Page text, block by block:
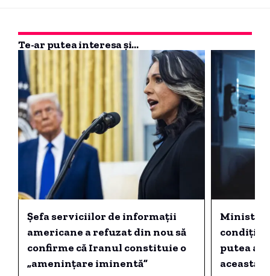
Te-ar putea interesa și...
Şefa serviciilor de informaţii
americane a refuzat din nou să
confirme că Iranul constituie o
„ameninţare iminentă”
Ministrul
putea
această